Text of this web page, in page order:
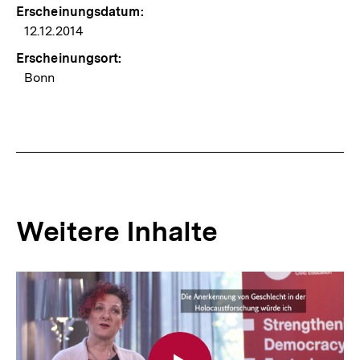
Erscheinungsdatum:
12.12.2014
Erscheinungsort:
Bonn
Weitere Inhalte
Inhaltskarousell
weitere
Inhalte
Inhaltskarussell
überspringen